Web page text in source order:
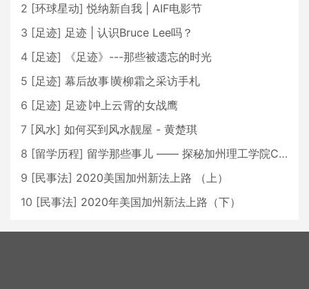
2 [环球星动] 悦纳新自我 | AIF电影节
3 [足迹] 足迹 | 认识Bruce Lee吗？
4 [足迹]
《足迹》---那些被遗忘的时光
5 [足迹] 幕后故事∣黄柳霜之采访手札
6 [足迹] 足迹∣冲上云霄的女战鹰
7 [风水] 如何买到风水靓屋 - 黄楚琪
8 [留学历程] 留学那些事儿 —— 探秘加州理工学院Caltech博士生活 [上集]
9 [民事法] 2020美国加州新法上路 （上）
10 [民事法] 2020年美国加州新法上路（下）